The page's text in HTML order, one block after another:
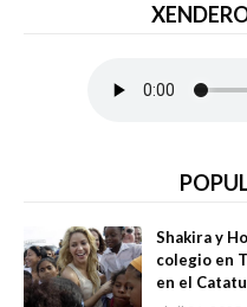
Shakira y
colegio en
en el